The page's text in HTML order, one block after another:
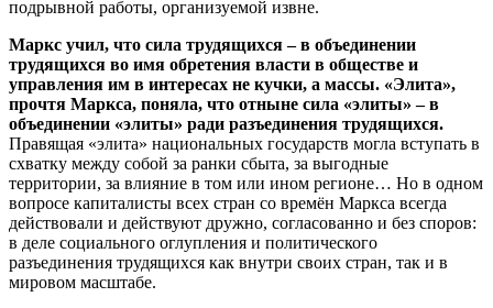
подрывной работы, организуемой извне.
Маркс учил, что сила трудящихся – в объединении
трудящихся во имя обретения власти в обществе и
управления им в интересах не кучки, а массы. «Элита»,
прочтя Маркса, поняла, что отныне сила «элиты» – в
объединении «элиты» ради разъединения трудящихся.
Правящая «элита» национальных государств могла вступать в
схватку между собой за ранки сбыта, за выгодные
территории, за влияние в том или ином регионе… Но в одном
вопросе капиталисты всех стран со времён Маркса всегда
действовали и действуют дружно, согласованно и без споров:
в деле социального оглупления и политического
разъединения трудящихся как внутри своих стран, так и в
мировом масштабе.